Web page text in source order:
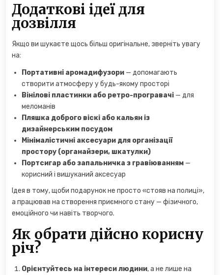
Додаткові ідеї для
дозвілля
Якщо ви шукаєте щось більш оригінальне, зверніть увагу
на:
Портативні аромадифузори — допомагають
створити атмосферу у будь-якому просторі
Вінілові пластинки або ретро-програвачі — для
меломанів
Пляшка доброго віскі або кальян із
дизайнерським посудом
Мінімалістичні аксесуари для організації
простору (органайзери, шкатулки)
Портсигар або запальничка з гравіюванням —
корисний і вишуканий аксесуар
Ідея в тому, щоби подарунок не просто «стояв на полиці»,
а працював на створення приємного стану — фізичного,
емоційного чи навіть творчого.
Як обрати дійсно корисну
річ?
Орієнтуйтесь на інтереси людини, а не лише на